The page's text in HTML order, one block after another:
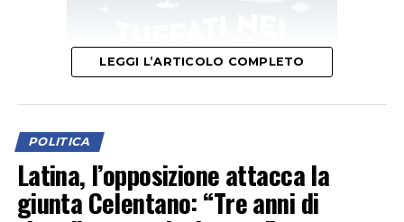
“Con la pubblicazione della determina a contrarre
Dopo la fase di progettazione e l’ottenimento delle
risorse, oggi entriamo nella fase che porterà
all’individuazione dell’operatore che dovrà realizzare le
opere. La difesa della costa è una priorità assoluta per
Al centro della discussione, in particolare, le
LEGGI L’ARTICOLO COMPLETO
POLITICA
Latina, l’opposizione attacca la
giunta Celentano: “Tre anni di